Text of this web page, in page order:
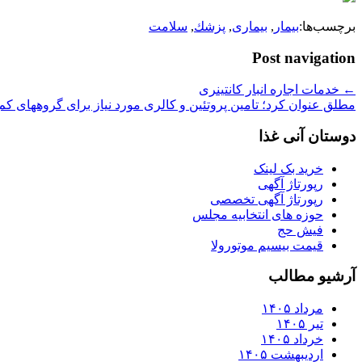
برچسب‌ها:بیمار , بیماری, پزشك, سلامت
Post navigation
← خدمات اجاره انبار کانتینری
مطلق عنوان كرد؛ تامین پروتئین و کالری مورد نیاز برای گروههای
دوستان آنی غذا
خرید بک لینک
رپورتاژ آگهی
رپورتاژ آگهی تخصصی
حوزه های انتخابیه مجلس
فیش حج
قیمت بیسیم موتورولا
آرشیو مطالب
مرداد ۱۴۰۵
تیر ۱۴۰۵
خرداد ۱۴۰۵
اردیبهشت ۱۴۰۵